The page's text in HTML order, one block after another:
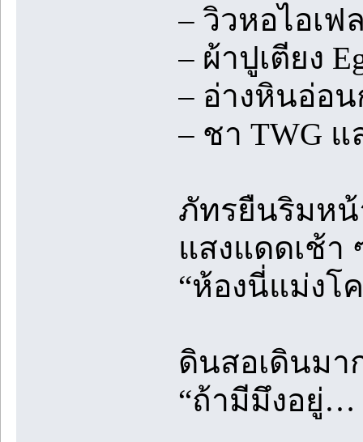
– วิวหอไอเฟ
– ผ้าปูเตียง
– อ่างหินอ่อ
– ชา TWG แ
ภัทรยืนริมหน้
แสงแดดเช้า
“ห้องนี่แม่งโ
ดินสอเดินมา
“ถ้ามีมึงอยู่…